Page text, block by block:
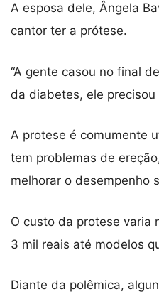
A esposa dele, Ângela
cantor ter a prótese.
“A gente casou no final
da diabetes, ele precisou
A protese é comumente
tem problemas de
melhorar o desempenho
O custo da protese varia
3 mil reais até modelos
Diante da polêmica,